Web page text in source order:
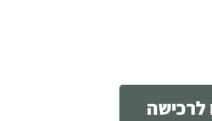
לרכישה